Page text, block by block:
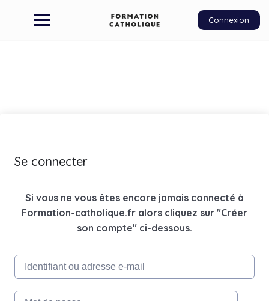
Connexion
Se connecter
Si vous ne vous êtes encore jamais connecté à
Formation-catholique.fr alors cliquez sur "Créer
son compte" ci-dessous.